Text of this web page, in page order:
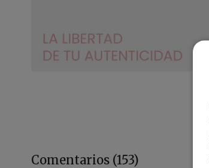
Comentarios (153)